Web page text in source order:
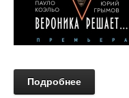
Подробнее